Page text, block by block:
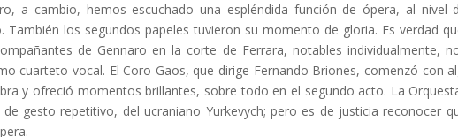
a cambio, hemos escuchado una espléndida función de ópera, al
También los segundos papeles tuvieron su momento de gloria. Es verdad
de Gennaro en la corte de Ferrara, notables individualmente,
cuarteto vocal. El Coro Gaos, que dirige Fernando Briones, comenzó con
y ofreció momentos brillantes, sobre todo en el segundo acto. La
gesto repetitivo, del ucraniano Yurkevych; pero es de justicia reconocer